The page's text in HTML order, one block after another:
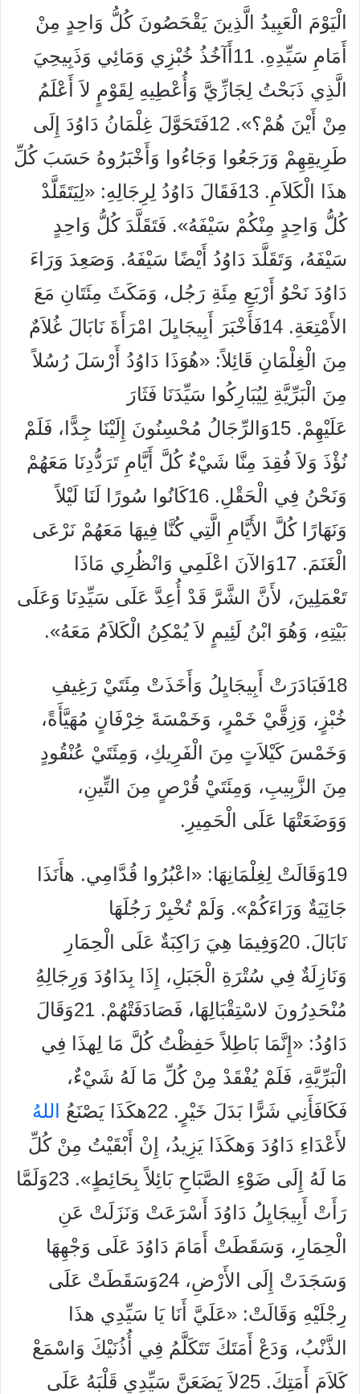
الْيَوْمَ الْعَبِيدُ الَّذِينَ يَقْحَصُونَ كُلُّ وَاحِدٍ مِنْ
أَمَامِ سَيِّدِهِ. 11أَآخُذُ خُبْزِي وَمَائِي وَذَبِيحِيَ
الَّذِي ذَبَحْتُ لِجَازِّيَّ وَأُعْطِيهِ لِقَوْمٍ لاَ أَعْلَمُ
مِنْ أَيْنَ هُمْ؟». 12فَتَحَوَّلَ غِلْمَانُ دَاوُدَ إِلَى
طَرِيقِهِمْ وَرَجَعُوا وَجَاءُوا وَأَخْبَرُوهُ حَسَبَ كُلِّ
هذَا الْكَلاَمِ. 13فَقَالَ دَاوُدُ لِرِجَالِهِ: «لِيَتَقَلَّدْ
كُلُّ وَاحِدٍ مِنْكُمْ سَيْفَهُ». فَتَقَلَّدَ كُلُّ وَاحِدٍ
سَيْفَهُ، وَتَقَلَّدَ دَاوُدُ أَيْضًا سَيْفَهُ. وَصَعِدَ وَرَاءَ
دَاوُدَ نَحْوُ أَرْبَعِ مِئَةِ رَجُل، وَمَكَثَ مِئَتَانِ مَعَ
الأَمْتِعَةِ. 14فَأَخْبَرَ أَبِيجَايِلَ امْرَأَةَ نَابَالَ غُلاَمٌ
مِنَ الْغِلْمَانِ قَائِلاً: «هُوَذَا دَاوُدُ أَرْسَلَ رُسُلاً
مِنَ الْبَرِّيَّةِ لِيُبَارِكُوا سَيِّدَنَا فَثَارَ
عَلَيْهِمْ. 15وَالرِّجَالُ مُحْسِنُونَ إِلَيْنَا جِدًّا، فَلَمْ
نُؤْذَ وَلاَ فُقِدَ مِنَّا شَيْءٌ كُلَّ أَيَّامِ تَرَدُّدِنَا مَعَهُمْ
وَنَحْنُ فِي الْحَقْلِ. 16كَانُوا سُورًا لَنَا لَيْلاً
وَنَهَارًا كُلَّ الأَيَّامِ الَّتِي كُنَّا فِيهَا مَعَهُمْ نَرْعَى
الْغَنَمَ. 17وَالآنَ اعْلَمِي وَانْظُرِي مَاذَا
تَعْمَلِينَ، لأَنَّ الشَّرَّ قَدْ أُعِدَّ عَلَى سَيِّدِنَا وَعَلَى
بَيْتِهِ، وَهُوَ ابْنُ لَئِيمٍ لاَ يُمْكِنُ الْكَلاَمُ مَعَهُ».
18فَبَادَرَتْ أَبِيجَايِلُ وَأَخَذَتْ مِئَتَيْ رَغِيفِ
خُبْزٍ، وَزِقَّيْ خَمْرٍ، وَخَمْسَةَ خِرْفَانٍ مُهَيَّأَةً،
وَخَمْسَ كَيْلاَتٍ مِنَ الْفَرِيكِ، وَمِئَتَيْ عُنْقُودٍ
مِنَ الزَّبِيبِ، وَمِئَتَيْ قُرْصٍ مِنَ التِّينِ،
وَوَضَعَتْهَا عَلَى الْحَمِيرِ.
19وَقَالَتْ لِغِلْمَانِهَا: «اعْبُرُوا قُدَّامِي. هأَنَذَا
جَائِيَةٌ وَرَاءَكُمْ». وَلَمْ تُخْبِرْ رَجُلَهَا
نَابَالَ. 20وَفِيمَا هِيَ رَاكِبَةٌ عَلَى الْحِمَارِ
وَنَازِلَةٌ فِي سُتْرَةِ الْجَبَلِ، إِذَا بِدَاوُدَ وَرِجَالِهُِ
مُنْحَدِرُونَ لاسْتِقْبَالِهَا، فَصَادَفَتْهُمْ. 21وَقَالَ
دَاوُدُ: «إِنَّمَا بَاطِلاً حَفِظْتُ كُلَّ مَا لِهذَا فِي
الْبَرِّيَّةِ، فَلَمْ يُفْقَدْ مِنْ كُلِّ مَا لَهُ شَيْءٌ،
فَكَافَأَنِي شَرًّا بَدَلَ خَيْرٍ. 22هكَذَا يَصْنَعُ
الله
لأَعْدَاءِ دَاوُدَ وَهكَذَا يَزِيدُ، إِنْ أَبْقَيْتُ مِنْ كُلِّ
مَا لَهُ إِلَى ضَوْءِ الصَّبَاحِ بَائِلاً بِحَائِطٍ». 23وَلَمَّا
رَأَتْ أَبِيجَايِلُ دَاوُدَ أَسْرَعَتْ وَنَزَلَتْ عَنِ
الْحِمَارِ، وَسَقَطَتْ أَمَامَ دَاوُدَ عَلَى وَجْهِهَا
وَسَجَدَتْ إِلَى الأَرْضِ، 24وَسَقَطَتْ عَلَى
رِجْلَيْهِ وَقَالَتْ: «عَلَيَّ أَنَا يَا سَيِّدِي هذَا
الذَّنْبُ، وَدَعْ أَمَتَكَ تَتَكَلَّمُ فِي أُذُنَيْكَ وَاسْمَعْ
كَلاَمَ أَمَتِكَ. 25لاَ يَضَعَنَّ سَيِّدِي قَلْبَهُ عَلَى